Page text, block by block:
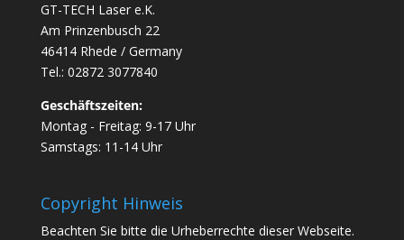
GT-TECH Laser e.K.
Am Prinzenbusch 22
46414 Rhede / Germany
Tel.: 02872 3077840
Geschäftszeiten:
Montag - Freitag: 9-17 Uhr
Samstags: 11-14 Uhr
Copyright Hinweis
Beachten Sie bitte die Urheberrechte dieser Webseite.